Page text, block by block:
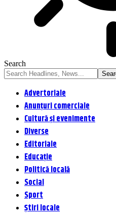
Search
Advertoriale
Anunțuri comerciale
Cultură și evenimente
Diverse
Editoriale
Educație
Politică locală
Social
Sport
Știri locale